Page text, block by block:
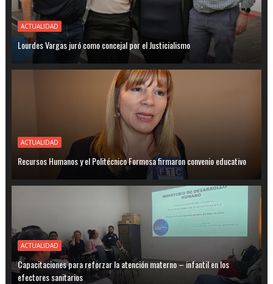
ACTUALIDAD
Lourdes Vargas juró como concejal por el Justicialismo
ACTUALIDAD
Recursos Humanos y el Politécnico Formosa firmaron convenio educativo
ACTUALIDAD
Capacitaciones para reforzar la atención materno – infantil en los
efectores sanitarios